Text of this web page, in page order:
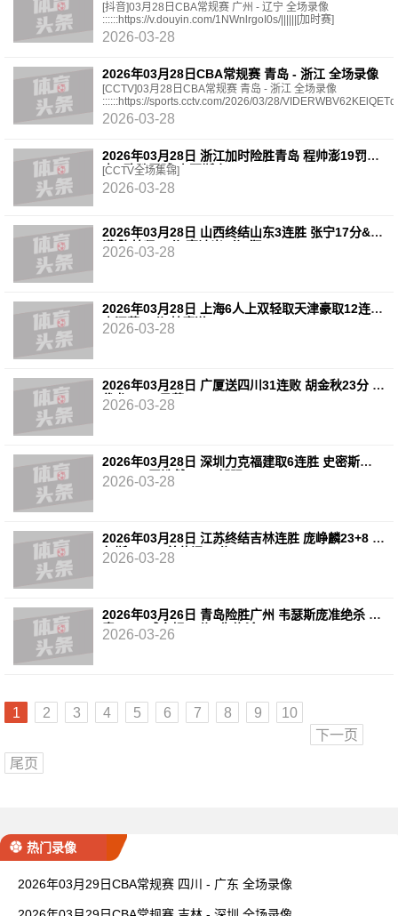
[抖音]03月28日CBA常规赛 广州 - 辽宁 全场录像
::::::https://v.douyin.com/1NWnlrgoI0s/||||||[加时赛]
2026-03-28
2026年03月28日CBA常规赛 青岛 - 浙江 全场录像
[CCTV]03月28日CBA常规赛 青岛 - 浙江 全场录像
::::::https://sports.cctv.com/2026/03/28/
[抖音]03月28日CBA常规赛 青岛 -
2026-03-28
2026年03月28日 浙江加时险胜青岛 程帅澎19罚18
中&致胜罚球 韦瑟斯庞39+7
[CCTV全场集锦]
2026-03-28
2026年03月28日 山西终结山东3连胜 张宁17分&犯
满 陈林坚21分 高诗岩1分5犯
2026-03-28
2026年03月28日 上海6人上双轻取天津豪取12连胜
李添荣20分 林庭谦23+10
2026-03-28
2026年03月28日 广厦送四川31连败 胡金秋23分 朱
俊龙15+9 景菡一20+5
2026-03-28
2026年03月28日 深圳力克福建取6连胜 史密斯
29+7+7 王浩然20+6 邹阳18+9
2026-03-28
2026年03月28日 江苏终结吉林连胜 庞峥麟23+8 贾
尔斯21+14 姜伟泽16分
2026-03-28
2026年03月26日 青岛险胜广州 韦瑟斯庞准绝杀 米
奇23+9 威金顿20分&失绝杀
2026-03-26
1 2 3 4 5 6 7 8 9
10
下一页
尾页
热门录像
2026年03月29日CBA常规赛 四川 - 广东 全场录像